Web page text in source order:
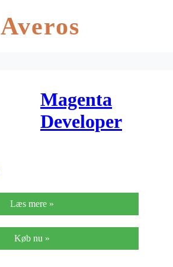
Averos
Magenta
Developer
Læs mere »
Køb nu »